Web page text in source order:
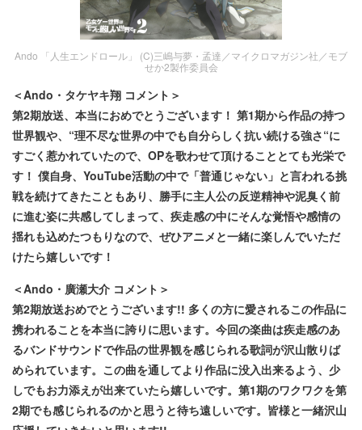
Ando 「人生エンドロール」 (C)三嶋与夢・孟達／マイクロマガジン社／モブ
せか2製作委員会
＜Ando・タケヤキ翔 コメント＞
第2期放送、本当におめでとうございます！ 第1期から作品の持つ
世界観や、“理不尽な世界の中でも自分らしく抗い続ける強さ“に
すごく惹かれていたので、OPを歌わせて頂けることとても光栄で
す！ 僕自身、YouTube活動の中で「普通じゃない」と言われる挑
戦を続けてきたこともあり、勝手に主人公の反逆精神や泥臭く前
に進む姿に共感してしまって、疾走感の中にそんな覚悟や感情の
揺れも込めたつもりなので、ぜひアニメと一緒に楽しんでいただ
けたら嬉しいです！
＜Ando・廣瀬大介 コメント＞
第2期放送おめでとうございます!! 多くの方に愛されるこの作品に
携われることを本当に誇りに思います。今回の楽曲は疾走感のあ
るバンドサウンドで作品の世界観を感じられる歌詞が沢山散りば
められています。この曲を通してより作品に没入出来るよう、少
しでもお力添えが出来ていたら嬉しいです。第1期のワクワクを第
2期でも感じられるのかと思うと待ち遠しいです。皆様と一緒沢山